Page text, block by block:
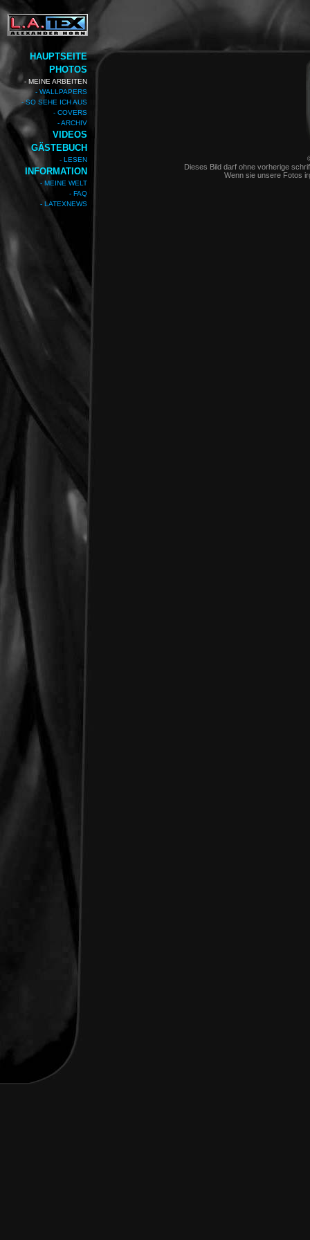
HAUPTSEITE
PHOTOS
- MEINE ARBEITEN
- WALLPAPERS
- SO SEHE ICH AUS
- COVERS
- ARCHIV
VIDEOS
GÄSTEBUCH
- LESEN
INFORMATION
- MEINE WELT
- FAQ
- LATEXNEWS
Dieses Bild darf ohne vorherige
Wenn sie unsere Fotos